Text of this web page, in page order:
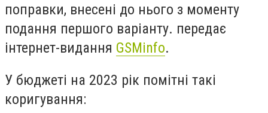
поправки, внесені до нього з моменту
подання першого варіанту. передає
інтернет-видання GSMinfo.
У бюджеті на 2023 рік помітні такі
коригування: